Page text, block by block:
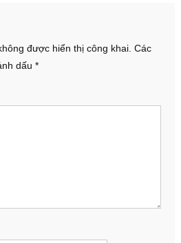
được hiển thị công khai. Các
dấu *